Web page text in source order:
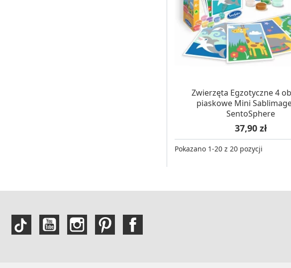
OCZEKUJEMY NA DOSTAWĘ
Zwierzęta Egzotyczne 4
piaskowe Mini
SentoSphere
Cena
37,90 zł
Pokazano 1-20 z 20 pozycji